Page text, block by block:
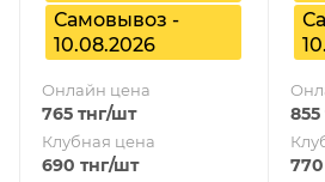
Самовывоз -
10.08.2026
Онлайн цена
765 тнг/шт
Клубная цена
690 тнг/шт
855
770